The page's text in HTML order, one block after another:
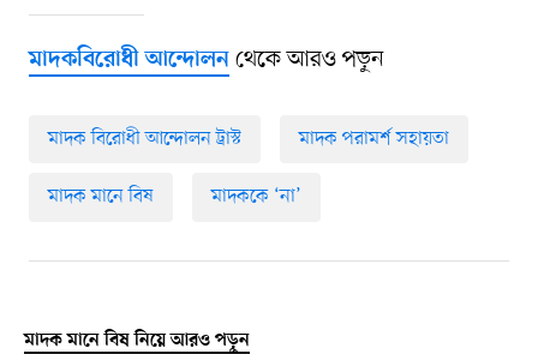
মাদকবিরোধী আন্দোলনথেকে আরও পড়ুন
মাদক বিরোধী আন্দোলন ট্রাস্ট মাদক পরামর্শ সহায়তা
মাদক মানে বিষ মাদককে ‘না’
মাদক মানে বিষ নিয়ে আরও পড়ুন